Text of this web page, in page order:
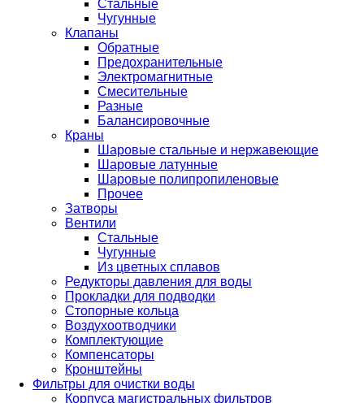
Стальные
Чугунные
Клапаны
Обратные
Предохранительные
Электромагнитные
Смесительные
Разные
Балансировочные
Краны
Шаровые стальные и нержавеющие
Шаровые латунные
Шаровые полипропиленовые
Прочее
Затворы
Вентили
Стальные
Чугунные
Из цветных сплавов
Редукторы давления для воды
Прокладки для подводки
Стопорные кольца
Воздухоотводчики
Комплектующие
Компенсаторы
Кронштейны
Фильтры для очистки воды
Корпуса магистральных фильтров